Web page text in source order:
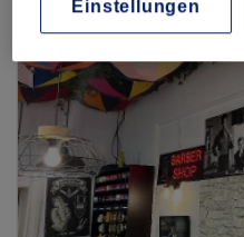
Einstellungen